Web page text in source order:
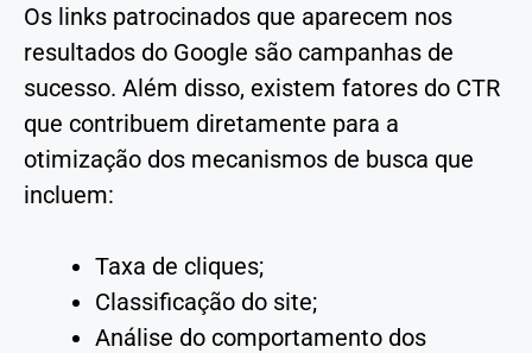
Os links patrocinados que aparecem nos
resultados do Google são campanhas de
sucesso. Além disso, existem fatores do CTR
que contribuem diretamente para a
otimização dos mecanismos de busca que
incluem:
Taxa de cliques;
Classificação do site;
Análise do comportamento dos